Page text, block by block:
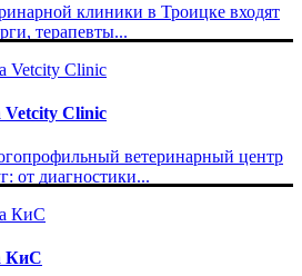
клиники в Троицке входят
терапевты...
Vetcity Clinic
ветеринарный центр
от диагностики...
КиС